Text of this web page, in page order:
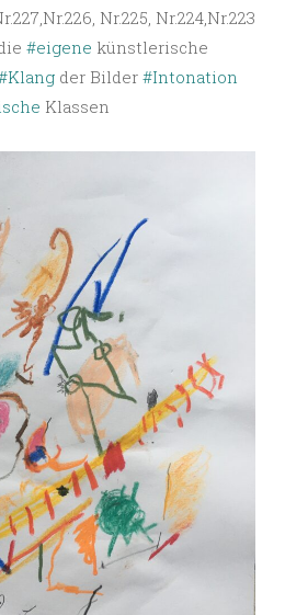
Nr.225, Nr.224,Nr.223
#eigene künstlerische
der Bilder #Intonation
Klassen